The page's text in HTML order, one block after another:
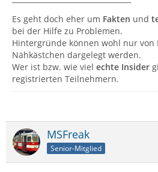
Es geht doch eher um Fakten und
bei der Hilfe zu Problemen.
Hintergründe können wohl nur von
Nähkästchen dargelegt werden.
Wer ist bzw. wie viel echte Insider
registrierten Teilnehmern.
MSFreak
Senior-Mitglied